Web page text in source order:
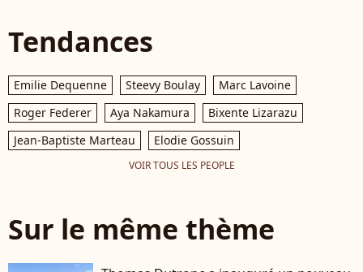
Tendances
Emilie Dequenne Steevy Boulay
Marc Lavoine
Roger Federer
Aya Nakamura
Bixente Lizarazu
Jean-Baptiste Marteau
Elodie Gossuin
VOIR TOUS LES PEOPLE
Sur le même thème